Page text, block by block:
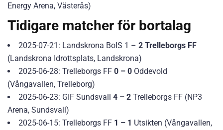
Energy Arena, Västerås)
Tidigare matcher för bortalag
2025-07-21: Landskrona BoIS 1 – 2 Trelleborgs FF
(Landskrona Idrottsplats, Landskrona)
2025-06-28: Trelleborgs FF 0 – 0 Oddevold
(Vångavallen, Trelleborg)
2025-06-23: GIF Sundsvall 4 – 2 Trelleborgs FF (NP3
Arena, Sundsvall)
2025-06-15: Trelleborgs FF 1 – 1 Utsikten (Vångavallen,